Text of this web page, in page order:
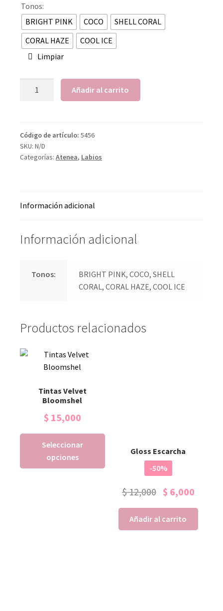
Tonos:
BRIGHT PINK
COCO
SHELL CORAL
CORAL HAZE
COOL ICE
Limpiar
Añadir al carrito
Código de artículo: 5456
SKU: N/D
Categorías: Atenea, Labios
Información adicional
Información adicional
Tonos:
BRIGHT PINK, COCO, SHELL
CORAL, CORAL HAZE, COOL ICE
Productos relacionados
Tintas Velvet
Bloomshel
$ 15,000
Seleccionar
opciones
Gloss Escarcha
-50%
$12,000 $ 6,000
Añadir al carrito